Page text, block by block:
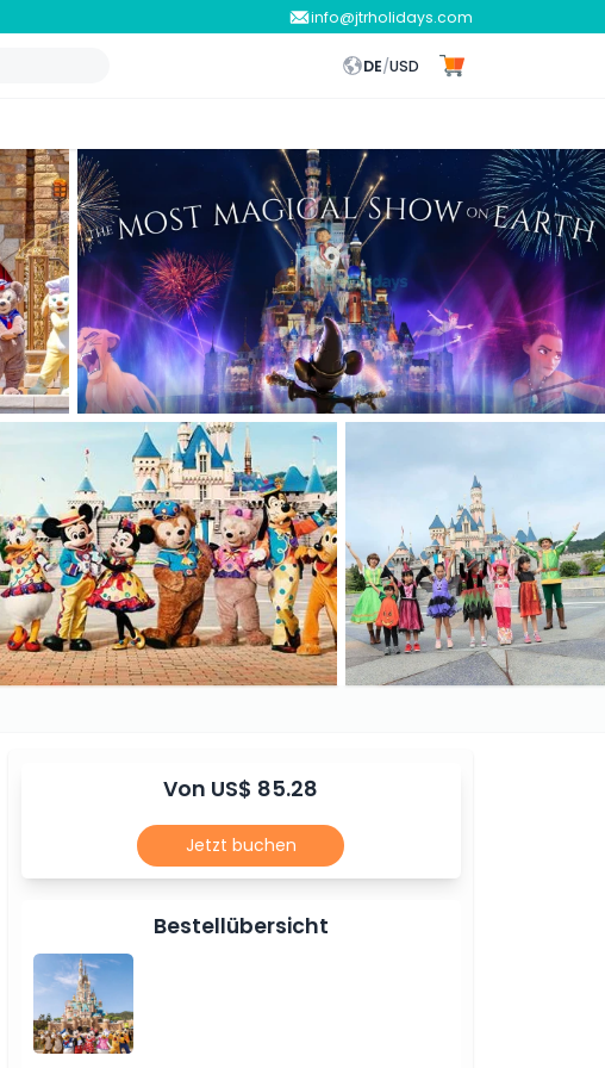
info@jtrholidays.com
DE/USD
Von US$ 85.28
Jetzt buchen
Bestellübersicht